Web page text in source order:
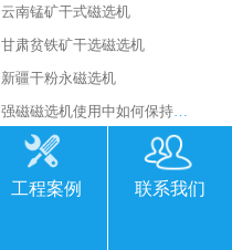
云南锰矿干式磁选机
甘肃贫铁矿干选磁选机
新疆干粉永磁选机
强磁磁选机使用中如何保持其顺畅运行
延长磁选机使用寿命的方法
山西永磁筒式磁选机华体会手机网页版-华体会(中国)
工程案例 联系我们